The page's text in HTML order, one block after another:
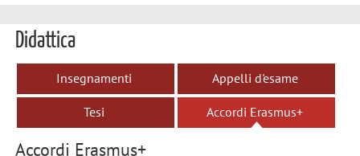
Didattica
Insegnamenti Appelli d'esame
Tesi Accordi Erasmus+
Accordi Erasmus+